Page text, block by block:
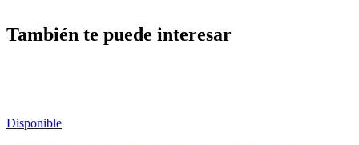
También te puede interesar
Disponible